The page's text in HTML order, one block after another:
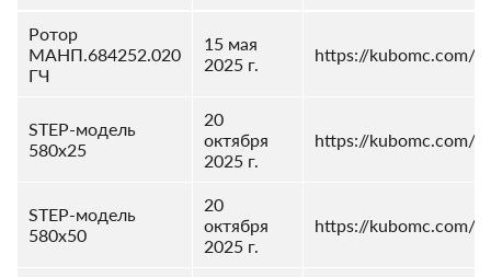
Ротор
МАНП.684252.020
ГЧ
15 мая
2025 г.
https://kubomc.com/
STEP-модель
580x25
20
октября
2025 г.
https://kubomc.com/
STEP-модель
580x50
20
октября
2025 г.
https://kubomc.com/